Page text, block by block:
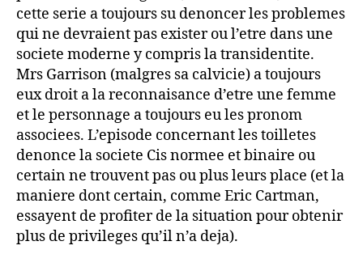
cette serie a toujours su denoncer les problemes
qui ne devraient pas exister ou l’etre dans une
societe moderne y compris la transidentite.
Mrs Garrison (malgres sa calvicie) a toujours
eux droit a la reconnaisance d’etre une femme
et le personnage a toujours eu les pronom
associees. L’episode concernant les toilletes
denonce la societe Cis normee et binaire ou
certain ne trouvent pas ou plus leurs place (et la
maniere dont certain, comme Eric Cartman,
essayent de profiter de la situation pour obtenir
plus de privileges qu’il n’a deja).